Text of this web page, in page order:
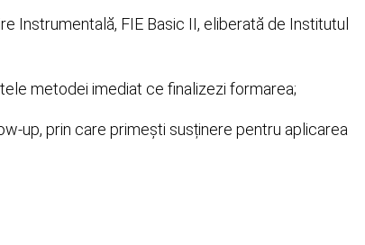
Instrumentală, FIE Basic II, eliberată de Institutul
metodei imediat ce finalizezi formarea;
up, prin care primești susținere pentru aplicarea